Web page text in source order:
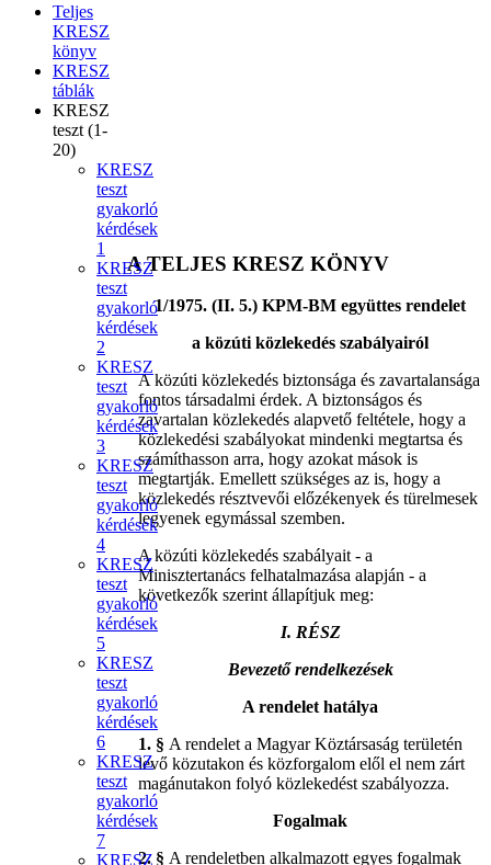
A TELJES KRESZ KÖNYV
1/1975. (II. 5.) KPM-BM együttes rendelet
a közúti közlekedés szabályairól
A közúti közlekedés biztonsága és zavartalansága
fontos társadalmi érdek. A biztonságos és
zavartalan közlekedés alapvető feltétele, hogy a
közlekedési szabályokat mindenki megtartsa és
számíthasson arra, hogy azokat mások is
megtartják. Emellett szükséges az is, hogy a
közlekedés résztvevői előzékenyek és türelmesek
legyenek egymással szemben.
A közúti közlekedés szabályait - a
Minisztertanács felhatalmazása alapján - a
következők szerint állapítjuk meg:
I. RÉSZ
Bevezető rendelkezések
A rendelet hatálya
1. § A rendelet a Magyar Köztársaság területén
levő közutakon és közforgalom elől el nem zárt
magánutakon folyó közlekedést szabályozza.
Fogalmak
2. § A rendeletben alkalmazott egyes fogalmak
Teljes
KRESZ
könyv
KRESZ
táblák
KRESZ
teszt (1-
20)
KRESZ
teszt
gyakorló
kérdések
1
KRESZ
teszt
gyakorló
kérdések
2
KRESZ
teszt
gyakorló
kérdések
3
KRESZ
teszt
gyakorló
kérdések
4
KRESZ
teszt
gyakorló
kérdések
5
KRESZ
teszt
gyakorló
kérdések
6
KRESZ
teszt
gyakorló
kérdések
7
KRESZ